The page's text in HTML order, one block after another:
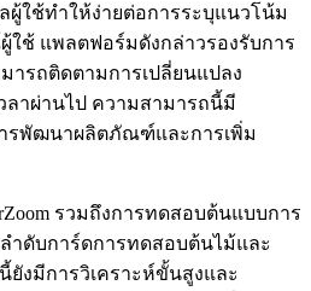
ผู้ใช้ทำให้ง่ายต่อการระบุแนวโน้ม
ช้ แพลตฟอร์มดังกล่าวรองรับการ
ารถติดตามการเปลี่ยนแปลง
ลาผ่านไป ความสามารถนี้มี
รพัฒนาผลิตภัณฑ์และการเพิ่ม
รวมถึงการทดสอบต้นแบบการ
ำดับการ์ดการทดสอบต้นไม้และ
งมีการวิเคราะห์ขั้นสูงและ